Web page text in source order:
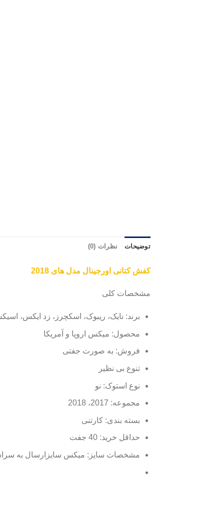
توضیحات نظرات (0)
کفش کتانی اورجینال مدل های 2018
مشخصات کلی
برند: نایک، ریبوک، اسکچرز، زد ایکس، اسیکس،
محصول: میکس اروپا و آمریکا
فروش: به صورت جفتی
تنوع بی نظیر
نوع استوک: نو
مجموعه: 2017، 2018
بسته بندی: کارتنی
حداقل خرید: 40 جفت
مشخصات سایز: میکس سایزارسال به